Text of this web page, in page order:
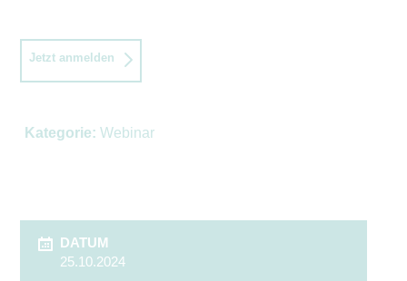
Jetzt anmelden
Kategorie: Webinar
DATUM
25.10.2024